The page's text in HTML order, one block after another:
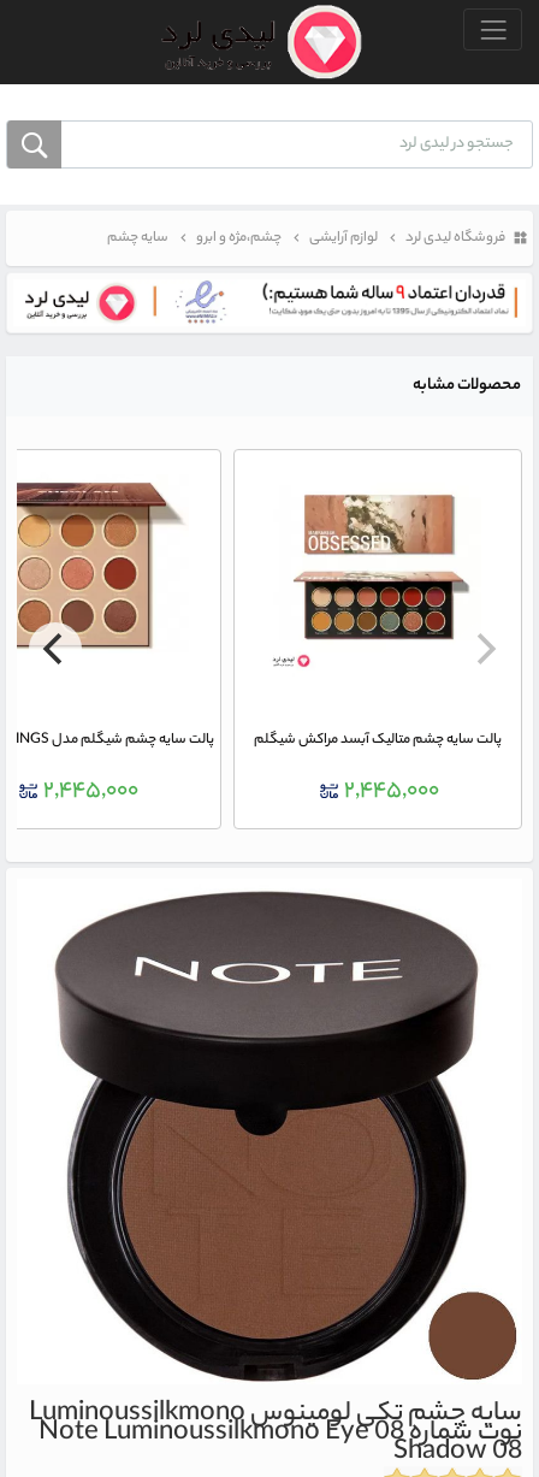
منو بالا
فروشگاه لیدی لرد لوازم آرایشی چشم،مژه و ابرو سایه چشم
محصولات مشابه
پالت سایه چشم متالیک آبسد مراکش شیگلم
۲,۴۴۵,۰۰۰ ۲,۴۴۵,۰۰۰
سایه چشم تکی لومینوس Luminoussilkmono نوت شماره 08 Note Luminoussilkmono Eye Shadow 08